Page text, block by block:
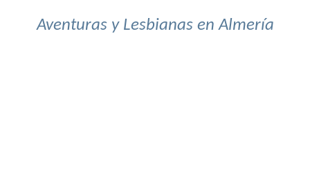
Aventuras y Lesbianas en Almería